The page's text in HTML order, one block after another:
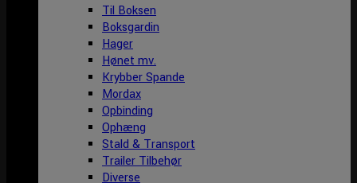
Til Boksen
Boksgardin
Hager
Hønet mv.
Krybber Spande
Mordax
Opbinding
Ophæng
Stald & Transport
Trailer Tilbehør
Diverse